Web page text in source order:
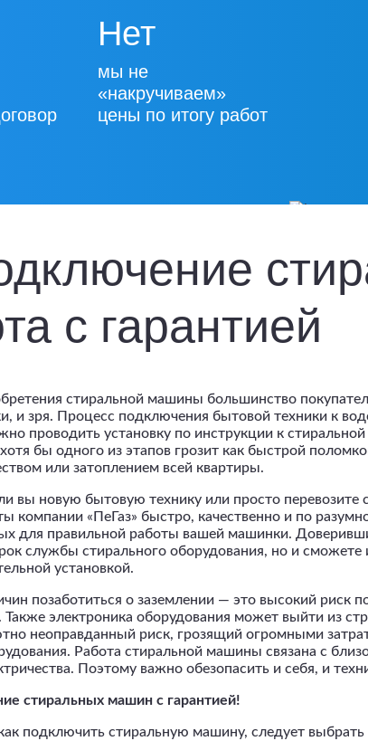
Нет
мы не
«накручиваем»
цены по итогу работ
с гарантией
стиральной машины большинство
и зря. Процесс подключения бытовой техники к
проводить установку по инструкции к
бы одного из этапов грозит как быстрой
или затоплением всей квартиры.
вы новую бытовую технику или просто
компании «ПеГаз» быстро, качественно и по
для правильной работы вашей машинки.
службы стирального оборудования, но и
установкой.
позаботиться о заземлении — это высокий риск
Также электроника оборудования может выйти из
неоправданный риск, грозящий огромными
Работа стиральной машины связана с
Поэтому важно обезопасить и себя, и
стиральных машин с гарантией!
подключить стиральную машину, следует